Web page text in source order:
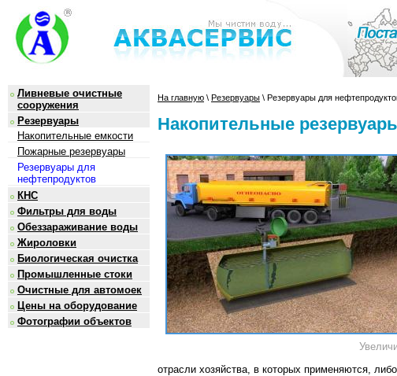
Ливневые очистные
сооружения
Резервуары
Накопительные емкости
Пожарные резервуары
Резервуары для
нефтепродуктов
КНС
Фильтры для воды
Обеззараживание воды
Жироловки
Биологическая очистка
Промышленные стоки
Очистные для автомоек
Цены на оборудование
Фотографии объектов
На главную \ Резервуары \ Резервуары для
Накопительные
отрасли хозяйства, в которых применяются,